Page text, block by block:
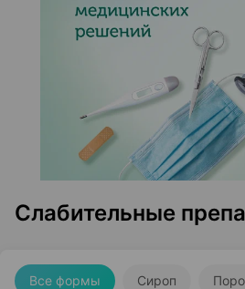
Слабительные
Все формы Сироп